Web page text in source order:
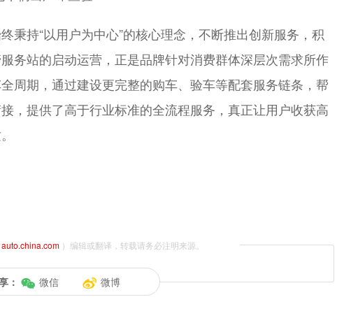
秉持“以用户为中心”的核心理念，不断推出创新服务，积
务站的启动运营，正是品牌针对消费群体深层次需求所作
周期，通过建设更完整的购车、验车等配套服务链条，帮
，提供了高于行业标准的全流程服务，真正让用户收获高
auto.china.com ）编辑或翻译，转载请务必注明来源。
： 微信 微博
新宝骏Valli向往 北京越野BJ30